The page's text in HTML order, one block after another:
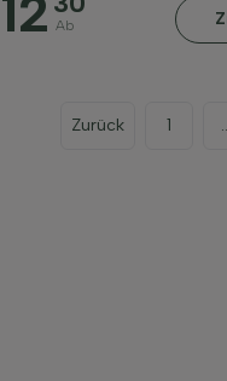
Ab
Zurück 1